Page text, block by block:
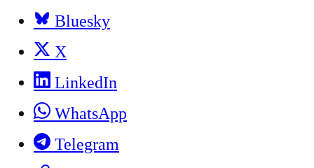
Bluesky
X
LinkedIn
WhatsApp
Telegram